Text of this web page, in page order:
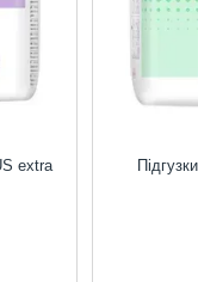
extra